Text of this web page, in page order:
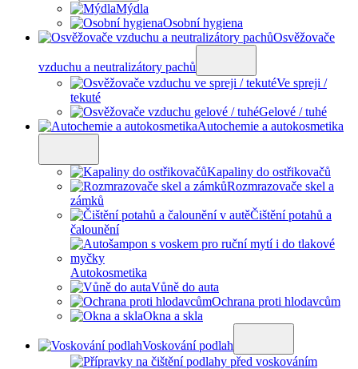
Mýdla
Osobní hygiena
Osvěžovače
vzduchu a neutralizátory pachů
Ve spreji /
tekuté
Gelové / tuhé
Autochemie a autokosmetika
Kapaliny do ostřikovačů
Rozmrazovače skel a
zámků
Čištění potahů a
čalounění
Autokosmetika
Vůně do auta
Ochrana proti hlodavcům
Okna a skla
Voskování podlah